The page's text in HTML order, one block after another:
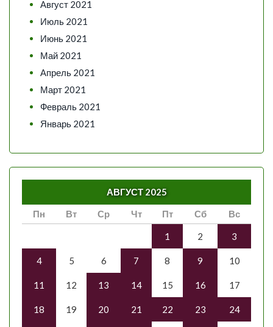
Август 2021
Июль 2021
Июнь 2021
Май 2021
Апрель 2021
Март 2021
Февраль 2021
Январь 2021
АВГУСТ 2025
Пн
Вт Ср Чт Пт Сб Вс
1 2 3
4 5 6 7 8 9 10
11 12 13 14 15 16 17
18 19 20 21 22 23 24